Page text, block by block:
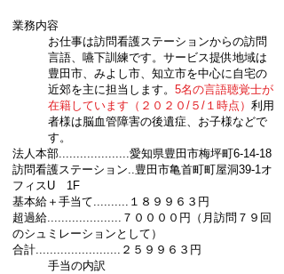
業務内容
お仕事は訪問看護ステーションからの訪問
言語、嚥下訓練です。サービス提供地域は
豊田市、みよし市、知立市を中心に自宅の
近郊を主に担当します。 5名の言語聴覚士が
在籍しています（２０２０/５/１時点） 利用
者様は脳血管障害の後遺症、お子様などで
す。
法人本部....................愛知県豊田市梅坪町6-14-18
​訪問看護ステーション..豊田市亀首町町屋洞39-1オ
フィスU 1F
基本給＋手当て..........１８９９６３円
超過給.....................７００００円（月訪問７９回
のシュミレーションとして）
合計........................２５９９６３円
手当の内訳